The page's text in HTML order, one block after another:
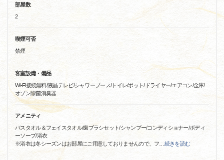
部屋数
2
喫煙可否
禁煙
客室設備・備品
Wi-Fi接続無料/液晶テレビ/シャワーブース/トイレ/ポット/ドライヤー/エアコン/金庫/
オゾン除菌消臭器
アメニティ
バスタオル＆フェイスタオル/歯ブラシセット/シャンプー/コンディショナー/ボディ
ーソープ/浴衣
※浴衣は冬シーズンはお部屋にご用意しておりませんので、フ
続きを読む